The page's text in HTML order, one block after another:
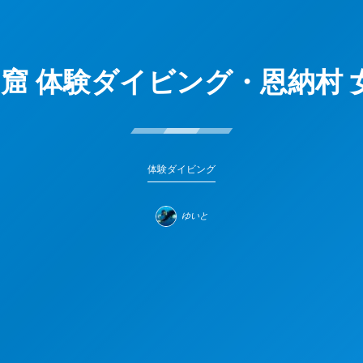
体験ダイビング・恩納村
体験ダイビング
ゆいと